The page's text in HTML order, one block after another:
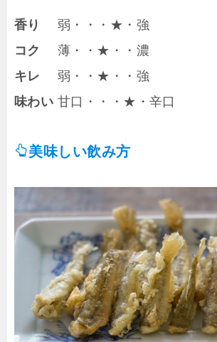
香り
弱・・・★・強
コク
薄・・★・・濃
キレ 弱・・★・・強
味わい 甘口・・・★・辛口
美味しい飲み方